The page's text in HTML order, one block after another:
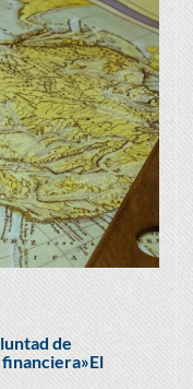
de